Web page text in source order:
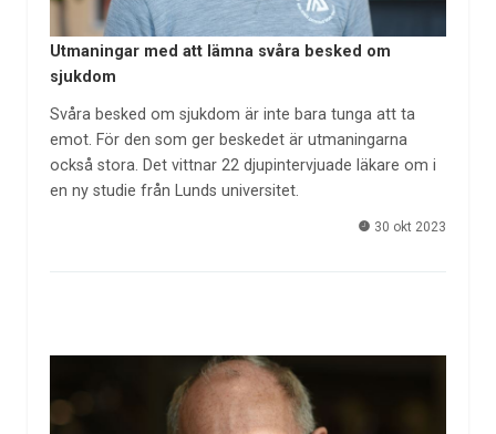
Utmaningar med att lämna svåra besked om
sjukdom
Svåra besked om sjukdom är inte bara tunga att ta
emot. För den som ger beskedet är utmaningarna
också stora. Det vittnar 22 djupintervjuade läkare om i
en ny studie från Lunds universitet.
30 okt 2023